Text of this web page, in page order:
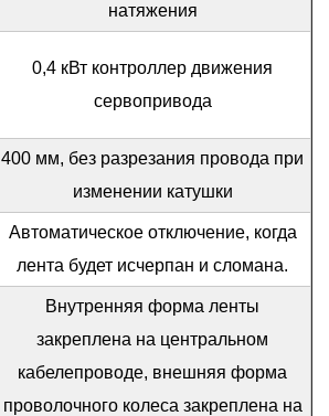
натяжения
0,4 кВт контроллер движения
сервопривода
400 мм, без разрезания провода при
изменении катушки
Автоматическое отключение, когда
лента будет исчерпан и сломана.
Внутренняя форма ленты
закреплена на центральном
кабелепроводе, внешняя форма
проволочного колеса закреплена на